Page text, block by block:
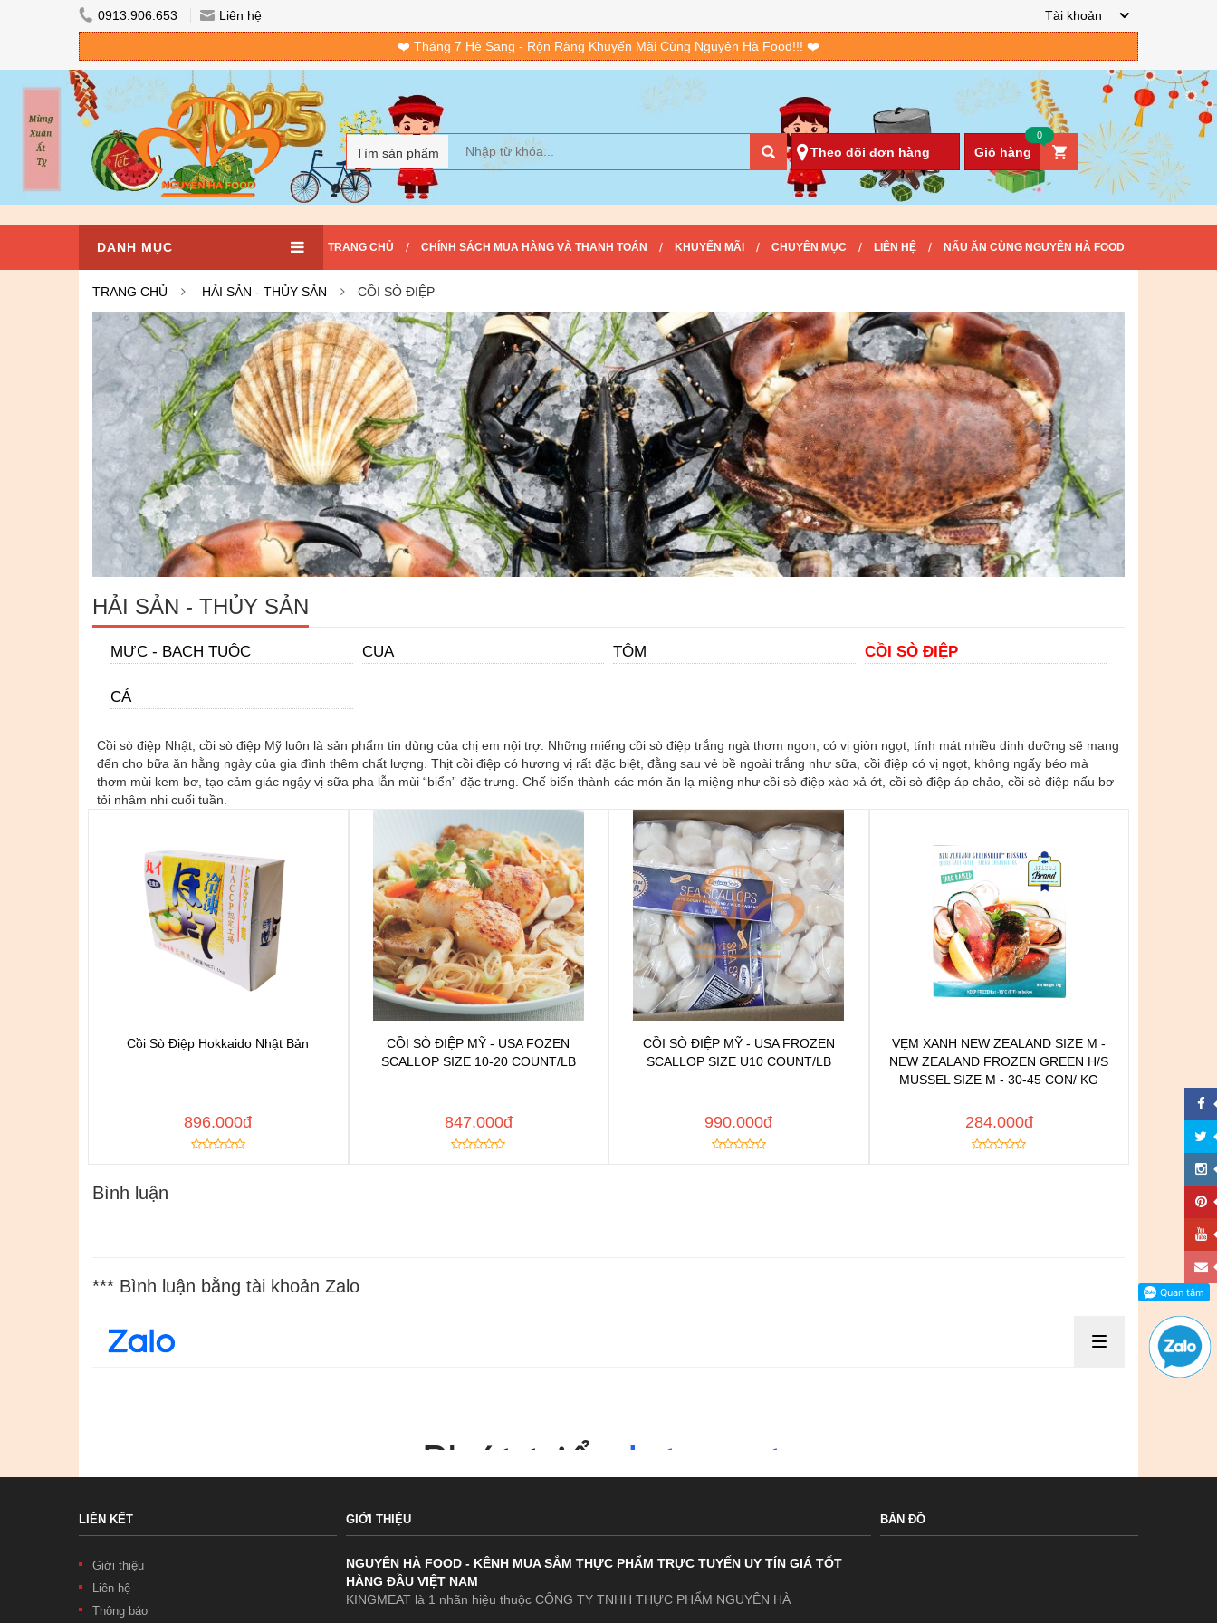
0913.906.653 Liên hệ Tài khoản
❤️ Tháng 7 Hè Sang - Rộn Ràng Khuyến Mãi Cùng Nguyên Hà Food!!! ❤️
Tìm sản phẩm Theo dõi đơn hàng Giỏ hàng
0
DANH MỤC TRANG CHỦ / CHÍNH SÁCH MUA HÀNG VÀ THANH TOÁN / KHUYẾN MÃI / CHUYÊN MỤC / LIÊN HỆ / NẤU ĂN CÙNG NGUYÊN HÀ FOOD
TRANG CHỦ HẢI SẢN - THỦY SẢN CỒI SÒ ĐIỆP
HẢI SẢN - THỦY SẢN
MỰC - BẠCH TUỘC CUA TÔM CỒI SÒ ĐIỆP
CÁ
Cồi sò điệp Nhật, cồi sò điệp Mỹ luôn là sản phẩm tin dùng của chị em nội trợ. Những miếng cồi sò điệp trắng ngà thơm ngon, có vị giòn ngọt, tính mát nhiều dinh dưỡng sẽ mang
đến cho bữa ăn hằng ngày của gia đình thêm chất lượng. Thịt cồi điệp có hương vị rất đặc biệt, đằng sau vẻ bề ngoài trắng như sữa, cồi điệp có vị ngọt, không ngấy béo mà
thơm mùi kem bơ, tạo cảm giác ngậy vị sữa pha lẫn mùi “biển” đặc trưng. Chế biến thành các món ăn lạ miệng như cồi sò điệp xào xả ớt, cồi sò điệp áp chảo, cồi sò điệp nấu bơ
tỏi nhâm nhi cuối tuần.
Chat để được tư vấn
Cồi Sò Điệp Hokkaido Nhật Bản
896.000đ
Chat để được tư vấn
CỒI SÒ ĐIỆP MỸ - USA FOZEN
SCALLOP SIZE 10-20 COUNT/LB
847.000đ
Chat để được tư vấn
CỒI SÒ ĐIỆP MỸ - USA FROZEN
SCALLOP SIZE U10 COUNT/LB
990.000đ
Chat để được tư vấn
Thêm vào yêu thích
VẸM XANH NEW ZEALAND SIZE M -
NEW ZEALAND FROZEN GREEN H/S
MUSSEL SIZE M - 30-45 CON/ KG
284.000đ
Bình luận
*** Bình luận bằng tài khoản Zalo
LIÊN KẾT
Giới thiệu
Liên hệ
Thông báo
GIỚI THIỆU
NGUYÊN HÀ FOOD - KÊNH MUA SẮM THỰC PHẨM TRỰC TUYẾN UY TÍN GIÁ TỐT
HÀNG ĐẦU VIỆT NAM
KINGMEAT là 1 nhãn hiệu thuộc CÔNG TY TNHH THỰC PHẨM NGUYÊN HÀ
BẢN ĐỒ